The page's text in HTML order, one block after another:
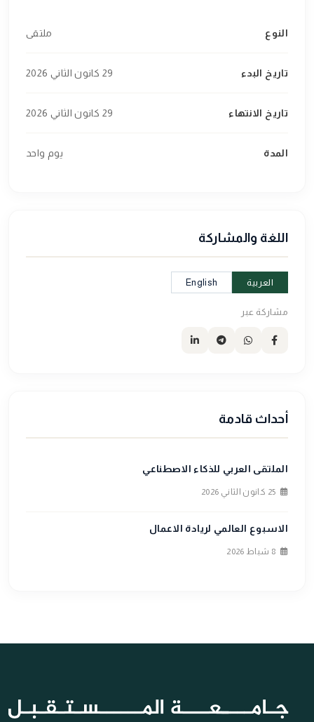
النوع ملتقى
تاريخ البدء 29 كانون الثاني 2026
تاريخ الانتهاء 29 كانون الثاني 2026
المدة يوم واحد
اللغة والمشاركة
العربية English
مشاركة عبر
أحداث قادمة
الملتقى العربي للذكاء الاصطناعي
الاسبوع العالمي لريادة الاعمال